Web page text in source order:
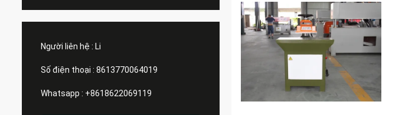
Người liên hệ : Li
Số điện thoại : 8613770064019
Whatsapp : +8618622069119